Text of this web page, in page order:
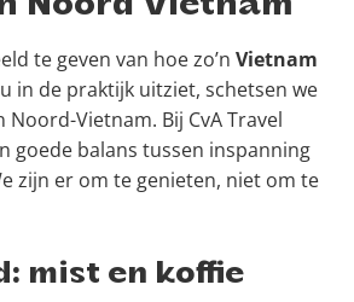
te geven van hoe zo’n Vietnam
in de praktijk uitziet, schetsen we
Noord-Vietnam. Bij CvA Travel
goede balans tussen inspanning
zijn er om te genieten, niet om te
mist en koffie